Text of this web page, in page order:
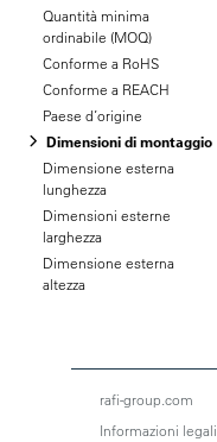
Quantità minima
ordinabile (MOQ)
Conforme a RoHS
Conforme a REACH
Paese d’origine
Dimensioni di montaggio
Dimensione esterna
lunghezza
Dimensioni esterne
larghezza
Dimensione esterna
altezza
rafi-group.com
Informazioni legali